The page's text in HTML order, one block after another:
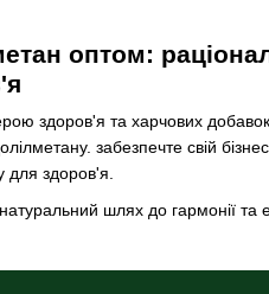
оптом:
здоров'я та харчових
забезпечте свій
для здоров'я.
шлях до гармонії та